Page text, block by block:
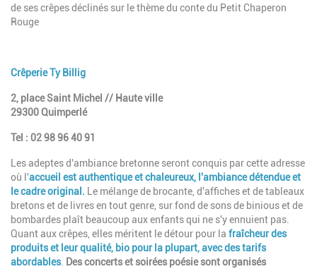
de ses crêpes déclinés sur le thème du conte du Petit Chaperon
Rouge
Crêperie Ty Billig
2, place Saint Michel // Haute ville
29300 Quimperlé
Tel : 02 98 96 40 91
Les adeptes d'ambiance bretonne seront conquis par cette adresse
où l'accueil est authentique et chaleureux, l'ambiance détendue et
le cadre original.
Le mélange de brocante, d'affiches et de tableaux
bretons et de livres en tout genre, sur fond de sons de binious et de
bombardes plaît beaucoup aux enfants qui ne s'y ennuient pas.
Quant aux crêpes, elles méritent le détour pour la fraîcheur des
produits et leur qualité, bio pour la plupart, avec des tarifs
abordables. Des concerts et soirées poésie sont organisés